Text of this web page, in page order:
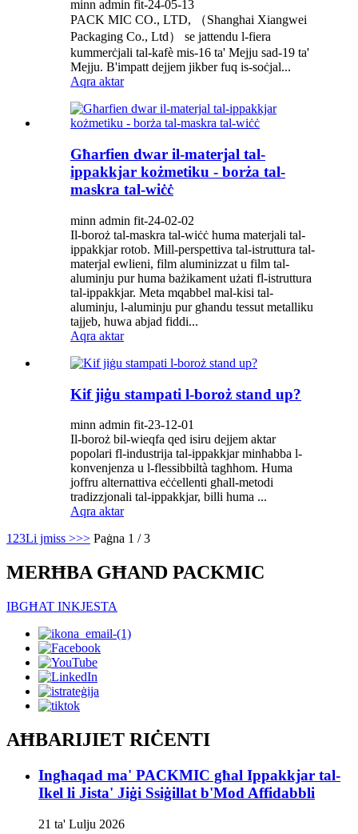
minn admin fit-24-05-13
PACK MIC CO., LTD, （Shanghai Xiangwei
Packaging Co., Ltd） se jattendu l-fiera
kummerċjali tal-kafè mis-16 ta' Mejju sad-19 ta'
Mejju. B'impatt dejjem jikber fuq is-soċjal...
Aqra aktar
Għarfien dwar il-materjal tal-
ippakkjar kożmetiku - borża tal-
maskra tal-wiċċ
minn admin fit-24-02-02
Il-boroż tal-maskra tal-wiċċ huma materjali tal-
ippakkjar rotob. Mill-perspettiva tal-istruttura tal-
materjal ewlieni, film aluminizzat u film tal-
aluminju pur huma bażikament użati fl-istruttura
tal-ippakkjar. Meta mqabbel mal-kisi tal-
aluminju, l-aluminju pur għandu tessut metalliku
tajjeb, huwa abjad fiddi...
Aqra aktar
Kif jiġu stampati l-boroż stand up?
minn admin fit-23-12-01
Il-boroż bil-wieqfa qed isiru dejjem aktar
popolari fl-industrija tal-ippakkjar minħabba l-
konvenjenza u l-flessibbiltà tagħhom. Huma
joffru alternattiva eċċellenti għall-metodi
tradizzjonali tal-ippakkjar, billi huma ...
Aqra aktar
1 23Li jmiss >>> Paġna 1 / 3
MERĦBA GĦAND PACKMIC
IBGĦAT INKJESTA
AĦBARIJIET RIĊENTI
Ingħaqad ma' PACKMIC għal Ippakkjar tal-
Ikel li Jista' Jiġi Ssiġillat b'Mod Affidabbli
21 ta' Lulju 2026